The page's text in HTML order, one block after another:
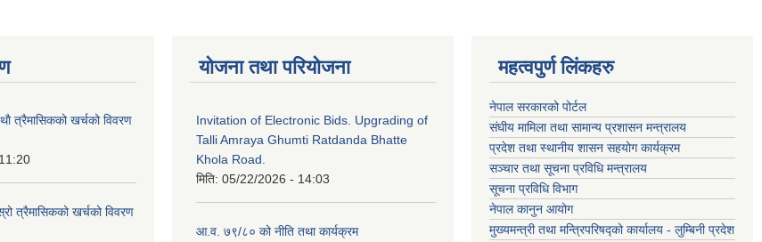
त्रैमासिकको खर्चको विवरण
त्रैमासिकको खर्चको विवरण
योजना तथा परियोजना
Invitation of Electronic Bids. Upgrading of
Talli Amraya Ghumti Ratdanda Bhatte
Khola Road.
मिति: 05/22/2026 - 14:03
आ.व. ७९/८० को नीति तथा कार्यक्रम
महत्वपुर्ण लिंकहरु
नेपाल सरकारको पोर्टल
संघीय मामिला तथा सामान्य प्रशासन मन्त्रालय
प्रदेश तथा स्थानीय शासन सहयोग कार्यक्रम
सञ्चार तथा सूचना प्रविधि मन्त्रालय
सूचना प्रविधि विभाग
नेपाल कानुन आयोग
मुख्यमन्त्री तथा मन्त्रिपरिषद्को कार्यालय - लुम्बिनी प्रदेश